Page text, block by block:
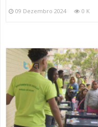
09 Dezembro 2024 0 K